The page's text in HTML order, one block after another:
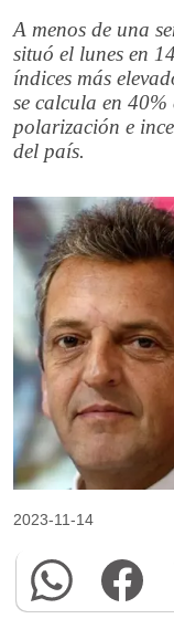
A menos de una
situó el lunes en
índices más
se calcula en 40%
polarización e
del país.
2023-11-14